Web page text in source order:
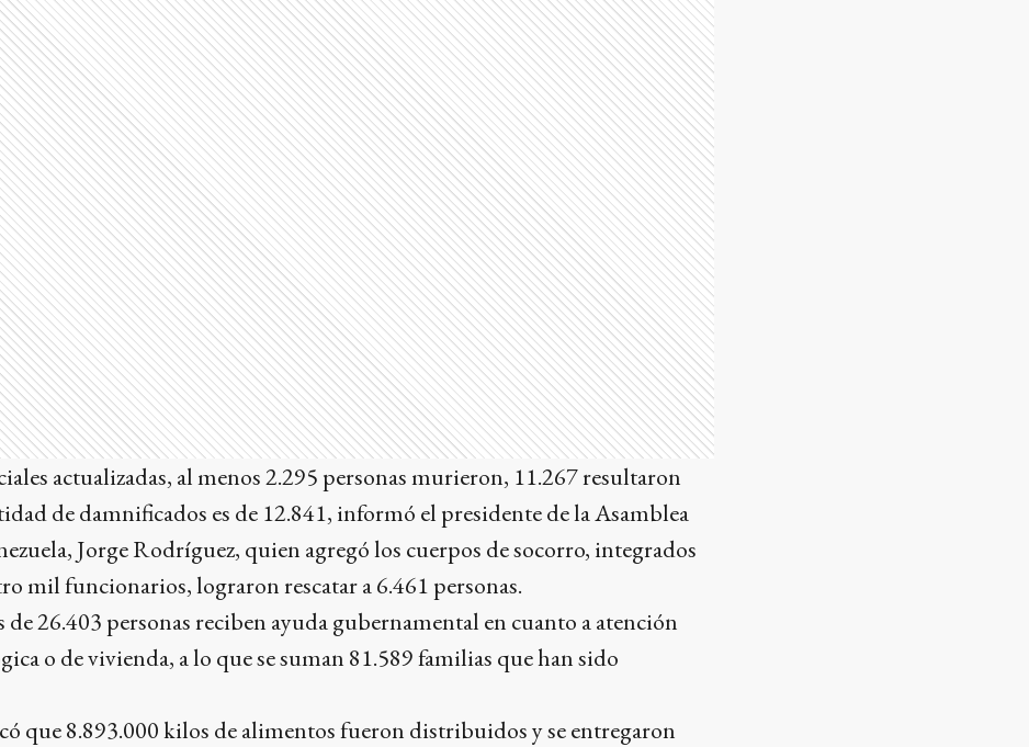
actualizadas, al menos 2.295 personas murieron, 11.267 resultaron
de damnificados es de 12.841, informó el presidente de la Asamblea
Jorge Rodríguez, quien agregó los cuerpos de socorro, integrados
mil funcionarios, lograron rescatar a 6.461 personas.
de 26.403 personas reciben ayuda gubernamental en cuanto a atención
o de vivienda, a lo que se suman 81.589 familias que han sido
que 8.893.000 kilos de alimentos fueron distribuidos y se entregaron